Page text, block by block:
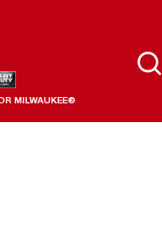
MILWAUKEE®